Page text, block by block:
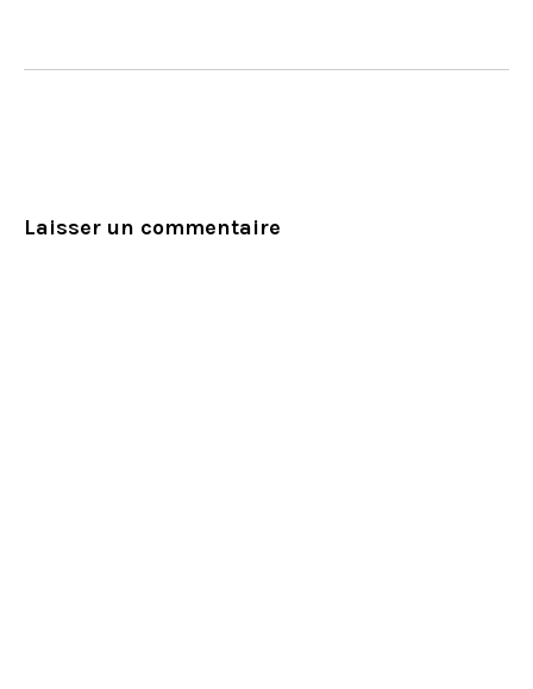
Laisser un commentaire